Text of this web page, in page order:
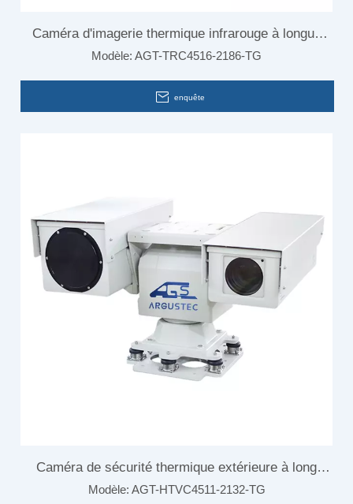
Caméra d'imagerie thermique infrarouge à longue
portée pour le système de surveillance de la sécurité
des aéroports
Modèle: AGT-TRC4516-2186-TG
enquête
Caméra de sécurité thermique extérieure à long
terme avec détection de mouvement
Modèle: AGT-HTVC4511-2132-TG